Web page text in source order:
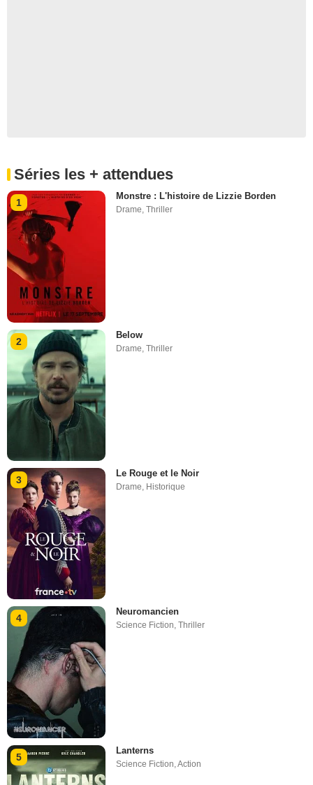
Séries les + attendues
1
Monstre : L'histoire de Lizzie Borden
Drame,Thriller
2
Below
Drame ,Thriller
3
Le Rouge et le Noir
Drame, Historique
4
Neuromancien
Science Fiction,Thriller
5
Lanterns
Science Fiction ,Action